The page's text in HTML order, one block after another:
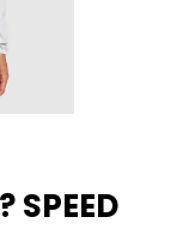
SPEED